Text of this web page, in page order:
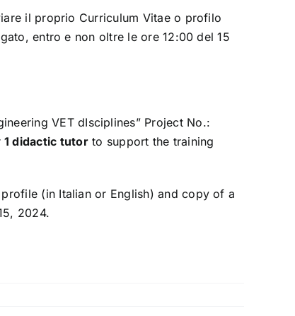
il proprio Curriculum Vitae o profilo
entro e non oltre le ore 12:00 del 15
VET dIsciplines” Project No.:
1 didactic tutorto support the training
(in Italian or English) and copy of a
2024.